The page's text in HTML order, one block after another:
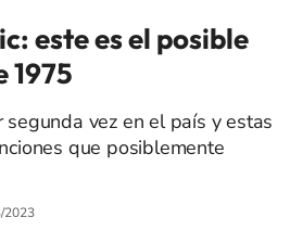
este es el posible
1975
vez en el país y estas
que posiblemente
2023